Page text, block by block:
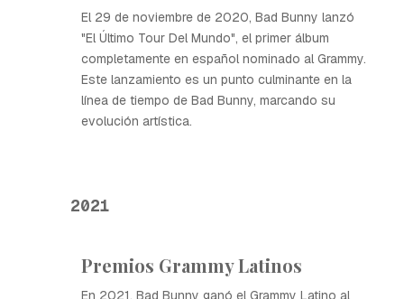
El 29 de noviembre de 2020, Bad Bunny lanzó
"El Último Tour Del Mundo", el primer álbum
completamente en español nominado al Grammy.
Este lanzamiento es un punto culminante en la
línea de tiempo de Bad Bunny, marcando su
evolución artística.
2021
Premios Grammy Latinos
En 2021, Bad Bunny ganó el Grammy Latino al